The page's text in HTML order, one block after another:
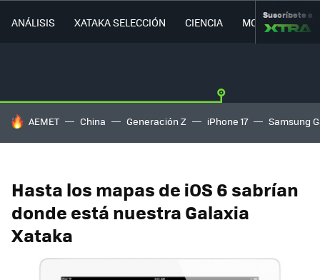
ANÁLISIS XATAKA SELECCIÓN CIENCIA MOVILIDAD
Suscríbete a
HOY SE HABLA DE
AEMET China Generación Z iPhone 17 Samsung
Hasta los mapas de iOS 6 sabrían
donde está nuestra Galaxia
Xataka